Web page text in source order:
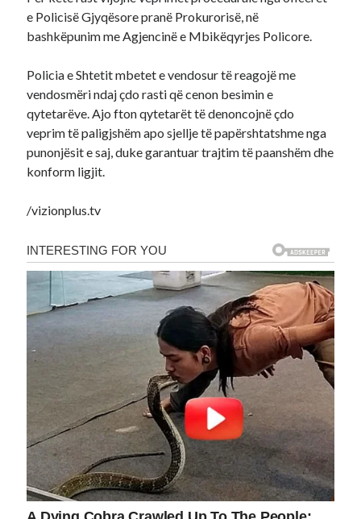
e Policisë Gjyqësore pranë Prokurorisë, në
bashkëpunim me Agjencinë e Mbikëqyrjes Policore.
Policia e Shtetit mbetet e vendosur të reagojë me
vendosmëri ndaj çdo rasti që cenon besimin e
qytetarëve. Ajo fton qytetarët të denoncojnë çdo
veprim të paligjshëm apo sjellje të papërshtatshme nga
punonjësit e saj, duke garantuar trajtim të paanshëm dhe
konform ligjit.
/vizionplus.tv